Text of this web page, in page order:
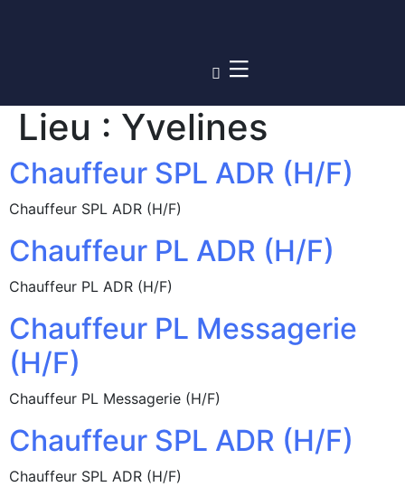
Lieu : Yvelines
Chauffeur SPL ADR (H/F)
Chauffeur SPL ADR (H/F)
Chauffeur PL ADR (H/F)
Chauffeur PL ADR (H/F)
Chauffeur PL Messagerie
(H/F)
Chauffeur PL Messagerie (H/F)
Chauffeur SPL ADR (H/F)
Chauffeur SPL ADR (H/F)